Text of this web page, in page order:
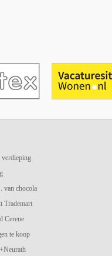
verdieping
van chocola
Trademart
Cerene
te koop